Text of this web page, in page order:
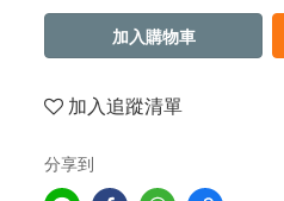
加入購物車
加入追蹤清單
分享到